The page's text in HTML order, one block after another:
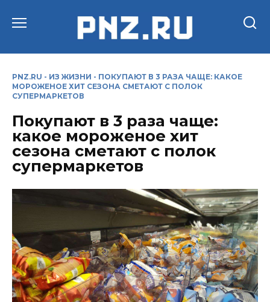
PNZ.RU - ИЗ ЖИЗНИ - ПОКУПАЮТ В 3 РАЗА ЧАЩЕ: КАКОЕ
МОРОЖЕНОЕ ХИТ СЕЗОНА СМЕТАЮТ С ПОЛОК
СУПЕРМАРКЕТОВ
Покупают в 3 раза чаще:
какое мороженое хит
сезона сметают с полок
супермаркетов